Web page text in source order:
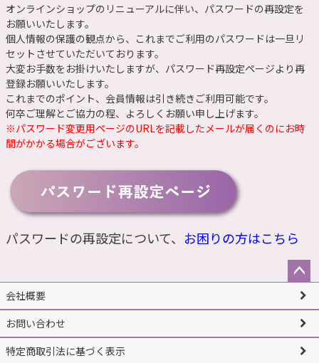
オンラインショップのリニューアルに伴い、パスワードの再設定を
お願いいたします。
個人情報の保護の観点から、これまでご利用のパスワードは一旦リ
セットさせていただいております。
大変お手数をお掛けいたしますが、 パスワード再設定ページより再
登録お願いいたします。
これまでのポイント、会員情報は引き続きご利用可能です。
何卒ご理解とご協力の程、よろしくお願い申し上げます。
※パスワード変更用ページのURLを記載したメールが届くのにお時
間がかかる場合がございます。
パスワードの再設定について、 お困りの方はこちら
ペー
ップ
へ
会社概要
お問い合わせ
特定商取引法に基づく表示